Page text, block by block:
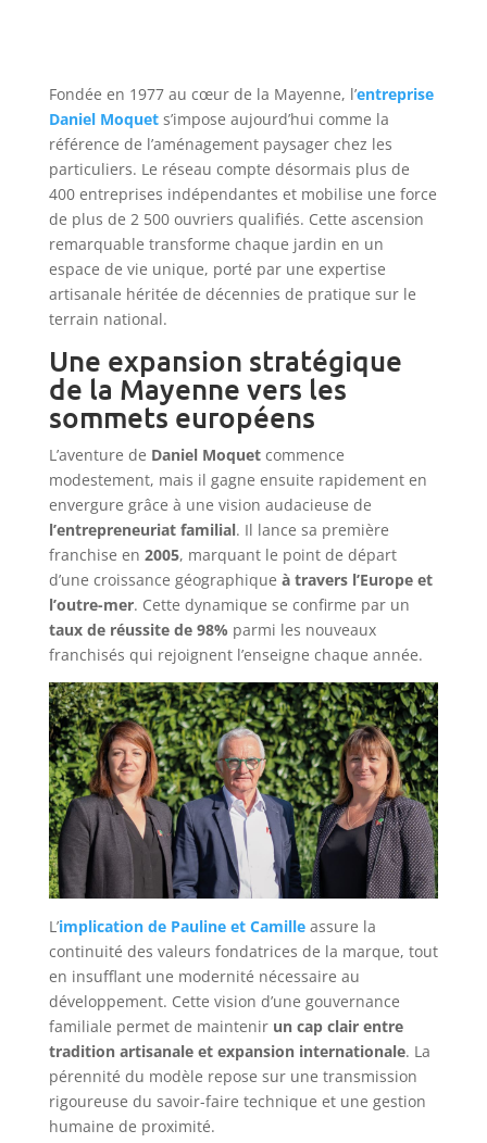
Fondée en 1977 au cœur de la Mayenne, l’entreprise
Daniel Moquets’impose aujourd’hui comme la
référence de l’aménagement paysager chez les
particuliers. Le réseau compte désormais plus de
400 entreprises indépendantes et mobilise une force
de plus de 2 500 ouvriers qualifiés. Cette ascension
remarquable transforme chaque jardin en un
espace de vie unique, porté par une expertise
artisanale héritée de décennies de pratique sur le
terrain national.
Une expansion stratégique
de la Mayenne vers les
sommets européens
L’aventure de Daniel Moquetcommence
modestement, mais il gagne ensuite rapidement en
envergure grâce à une vision audacieuse de
l’entrepreneuriat familial. Il lance sa première
franchise en 2005, marquant le point de départ
d’une croissance géographique à travers l’Europe et
l’outre-mer. Cette dynamique se confirme par un
taux de réussite de 98% parmi les nouveaux
franchisés qui rejoignent l’enseigne chaque année.
L’implication de Pauline et Camilleassure la
continuité des valeurs fondatrices de la marque, tout
en insufflant une modernité nécessaire au
développement. Cette vision d’une gouvernance
familiale permet de maintenir un cap clair entre
tradition artisanale et expansion internationale. La
pérennité du modèle repose sur une transmission
rigoureuse du savoir-faire technique et une gestion
humaine de proximité.